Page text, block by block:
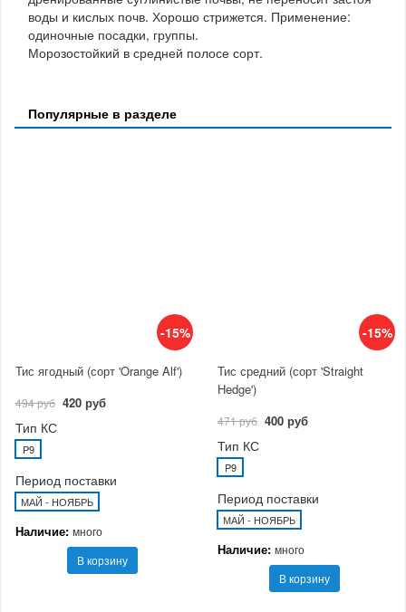
воды и кислых почв. Хорошо стрижется. Применение:
одиночные посадки, группы.
Морозостойкий в средней полосе сорт.
Популярные в разделе
-15%
Тис ягодный (сорт 'Orange Alf')
494 руб 420 руб
Тип КС
P9
Период поставки
МАЙ - НОЯБРЬ
Наличие: много
В корзину
-15%
Тис средний (сорт 'Straight
Hedge')
471 руб 400 руб
Тип КС
P9
Период поставки
МАЙ - НОЯБРЬ
Наличие: много
В корзину